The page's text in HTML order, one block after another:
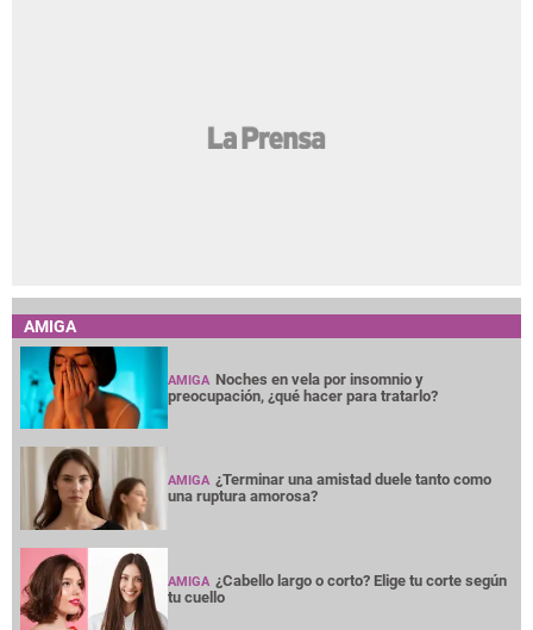
AMIGA
AMIGA Noches en vela por insomnio y
preocupación, ¿qué hacer para tratarlo?
AMIGA ¿Terminar una amistad duele tanto como
una ruptura amorosa?
AMIGA ¿Cabello largo o corto? Elige tu corte según
tu cuello